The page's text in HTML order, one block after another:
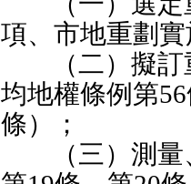
項、市地重劃
（二）擬
均地權條例第
條）；
（三）測